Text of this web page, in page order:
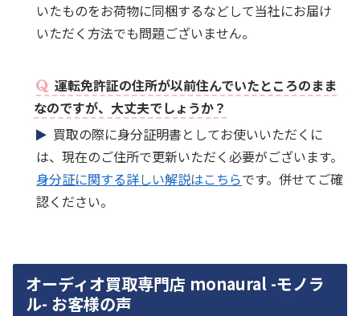
いたものをお荷物に同梱するなどして当社にお届け
いただく方法でも問題ございません。
運転免許証の住所が以前住んでいたところのまま
なのですが、大丈夫でしょうか？
買取の際に身分証明書としてお使いいただくに
は、現在のご住所で更新いただく必要がございます。
身分証に関する詳しい解説はこちらです。併せてご確
認ください。
オーディオ買取専門店 monaural -モノラ
ル- お客様の声